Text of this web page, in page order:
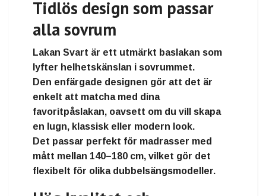
Tidlös design som passar
alla sovrum
Lakan Svart är ett utmärkt baslakan som
lyfter helhetskänslan i sovrummet.
Den enfärgade designen gör att det är
enkelt att matcha med dina
favoritpåslakan, oavsett om du vill skapa
en lugn, klassisk eller modern look.
Det passar perfekt för madrasser med
mått mellan 140–180 cm, vilket gör det
flexibelt för olika dubbelsängsmodeller.